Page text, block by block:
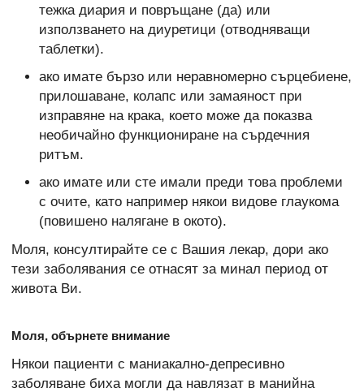
тежка диария и повръщане (да) или
използването на диуретици (отводняващи
таблетки).
ако имате бързо или неравномерно сърцебиене,
прилошаване, колапс или замаяност при
изправяне на крака, което може да показва
необичайно функциониране на сърдечния
ритъм.
ако имате или сте имали преди това проблеми
с очите, като например някои видове глаукома
(повишено налягане в окото).
Моля, консултирайте се с Вашия лекар, дори ако
тези заболявания се отнасят за минал период от
живота Ви.
Моля, обърнете внимание
Някои пациенти с маниакално-депресивно
заболяване биха могли да навлязат в манийна